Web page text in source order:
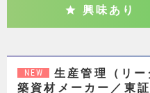
興味あり
NEW
生産管理（リ
築資材メーカー／東